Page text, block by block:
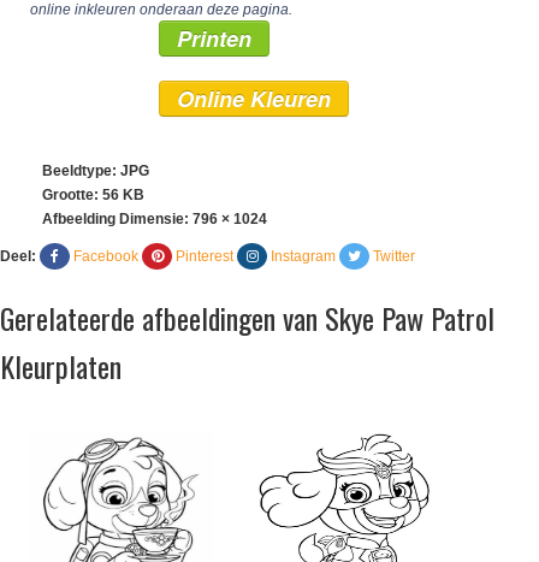
online inkleuren onderaan deze pagina.
Printen
Online Kleuren
Beeldtype: JPG
Grootte: 56 KB
Afbeelding Dimensie: 796 × 1024
Deel: Facebook Pinterest Instagram Twitter
Gerelateerde afbeeldingen van Skye Paw Patrol
Kleurplaten